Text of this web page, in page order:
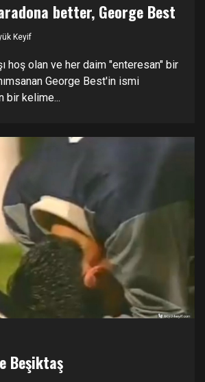
better, George Best
Keyif
hoş olan ve her daim "enteresan" bir
George Best'in ismi
bir kelime...
Beşiktaş